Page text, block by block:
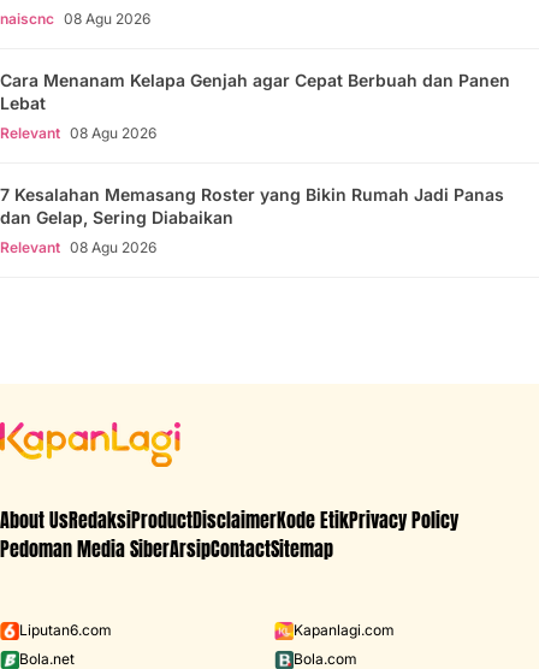
naiscnc 08 Agu 2026
Cara Menanam Kelapa Genjah agar Cepat Berbuah dan Panen
Lebat
Relevant 08 Agu 2026
7 Kesalahan Memasang Roster yang Bikin Rumah Jadi Panas
dan Gelap, Sering Diabaikan
Relevant 08 Agu 2026
About UsRedaksiProductDisclaimerKode EtikPrivacy Policy
Pedoman Media SiberArsipContactSitemap
Liputan6.com
Kapanlagi.com
Bola.net
Bola.com